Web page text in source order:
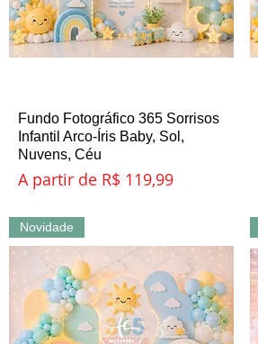
Visualização rápida
Fundo Fotográfico 365 Sorrisos
Infantil Arco-Íris Baby, Sol,
Nuvens, Céu
A partir de R$ 119,99
Preço promocional
Novidade